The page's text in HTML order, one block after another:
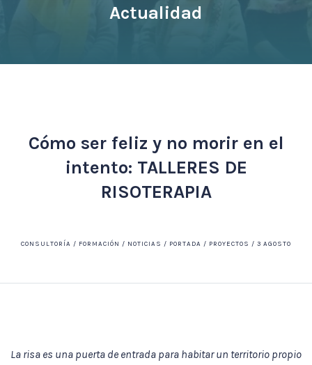
Actualidad
Cómo ser feliz y no morir en el
intento: TALLERES DE
RISOTERAPIA
CONSULTORÍA / FORMACIÓN / NOTICIAS / PORTADA / PROYECTOS / 3 AGOSTO
La risa es una puerta de entrada para habitar un territorio propio